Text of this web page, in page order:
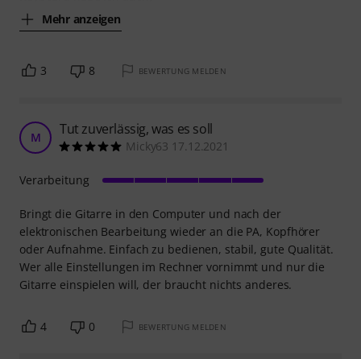
Mehr anzeigen
3 8 BEWERTUNG MELDEN
M Tut zuverlässig, was es soll
Micky63 17.12.2021
Bringt die Gitarre in den Computer und nach der
elektronischen Bearbeitung wieder an die PA, Kopfhörer
oder Aufnahme. Einfach zu bedienen, stabil, gute Qualität.
Wer alle Einstellungen im Rechner vornimmt und nur die
Gitarre einspielen will, der braucht nichts anderes.
Verarbeitung
4 0 BEWERTUNG MELDEN